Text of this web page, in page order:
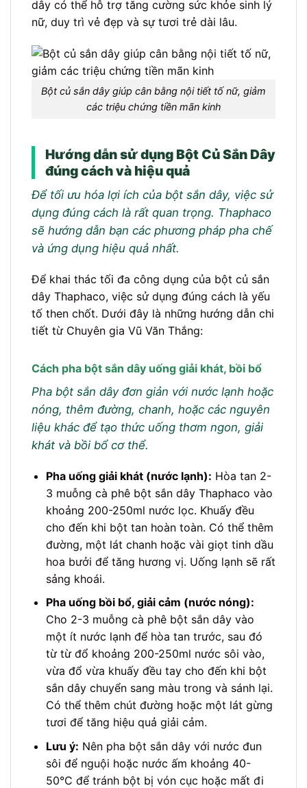
dây có thể hỗ trợ tăng cường sức khỏe sinh lý
nữ, duy trì vẻ đẹp và sự tươi trẻ dài lâu.
Bột củ sắn dây giúp cân bằng nội tiết tố nữ, giảm
các triệu chứng tiền mãn kinh
Hướng dẫn sử dụng Bột Củ Sắn Dây
đúng cách và hiệu quả
Để tối ưu hóa lợi ích của bột sắn dây, việc sử
dụng đúng cách là rất quan trọng. Thaphaco
sẽ hướng dẫn bạn các phương pháp pha chế
và ứng dụng hiệu quả nhất.
Để khai thác tối đa công dụng của bột củ sắn
dây Thaphaco, việc sử dụng đúng cách là yếu
tố then chốt. Dưới đây là những hướng dẫn chi
tiết từ Chuyên gia Vũ Văn Thắng:
Cách pha bột sắn dây uống giải khát, bồi bổ
Pha bột sắn dây đơn giản với nước lạnh hoặc
nóng, thêm đường, chanh, hoặc các nguyên
liệu khác để tạo thức uống thơm ngon, giải
khát và bồi bổ cơ thể.
Pha uống giải khát (nước lạnh): Hòa tan 2-
3 muỗng cà phê bột sắn dây Thaphaco vào
khoảng 200-250ml nước lọc. Khuấy đều
cho đến khi bột tan hoàn toàn. Có thể thêm
đường, một lát chanh hoặc vài giọt tinh dầu
hoa bưởi để tăng hương vị. Uống lạnh sẽ rất
sảng khoái.
Pha uống bồi bổ, giải cảm (nước nóng):
Cho 2-3 muỗng cà phê bột sắn dây vào
một ít nước lạnh để hòa tan trước, sau đó
từ từ đổ khoảng 200-250ml nước sôi vào,
vừa đổ vừa khuấy đều tay cho đến khi bột
sắn dây chuyển sang màu trong và sánh lại.
Có thể thêm chút đường hoặc một lát gừng
tươi để tăng hiệu quả giải cảm.
Lưu ý: Nên pha bột sắn dây với nước đun
sôi để nguội hoặc nước ấm khoảng 40-
50°C để tránh bột bị vón cục hoặc mất đi